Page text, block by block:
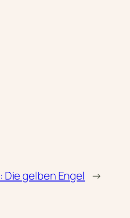
Die gelben Engel →